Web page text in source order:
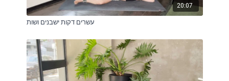
20:07
עשרים דקות ישבנים ושות